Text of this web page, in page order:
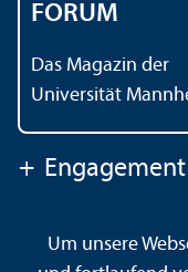
FORUM
Das Magazin der
Universität
+ Engagement
Kontakt
Um unsere